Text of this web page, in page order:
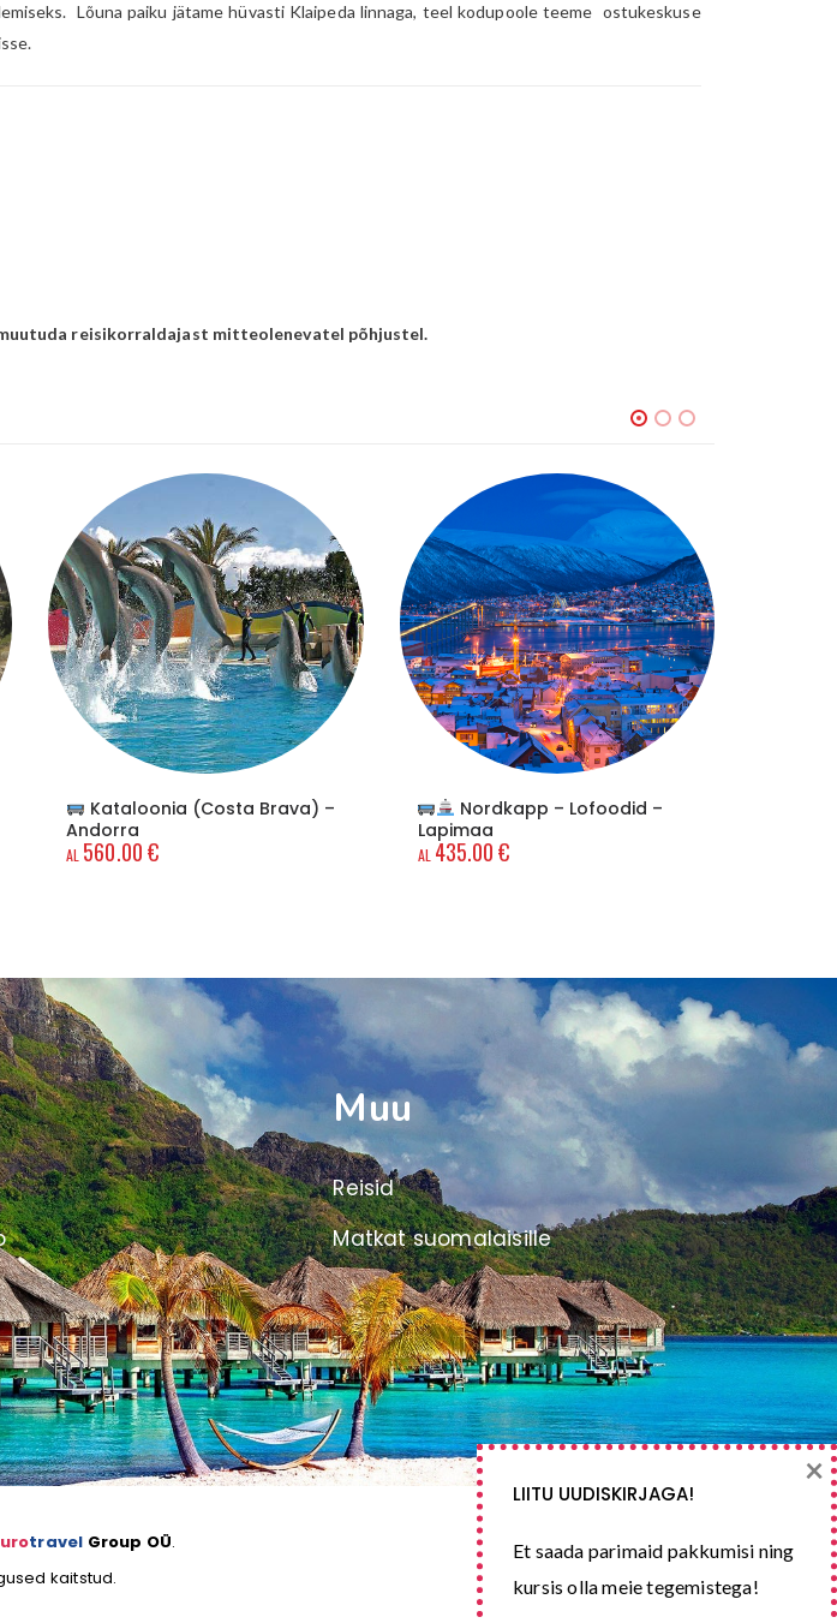
Lõuna paiku jätame hüvasti Klaipeda linnaga, teel kodupoole teeme ostukeskuse
reisikorraldajast mitteolenevatel põhjustel.
Kataloonia (Costa Brava) –
Andorra
560.00€
Nordkapp – Lofoodid –
Lapimaa
435.00€
Muu
Reisid
Matkat suomalaisille
travel Group OÜ.
kaitstud.
LIITU UUDISKIRJAGA!
Et saada parimaid pakkumisi ning
kursis olla meie tegemistega!
×